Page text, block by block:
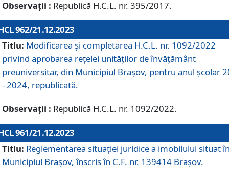
Observații : Republică H.C.L. nr. 395/2017.
962/21.12.2023
Titlu: Modificarea și completarea H.C.L. nr. 1092/2022
privind aprobarea rețelei unităților de învăţământ
preuniversitar, din Municipiul Braşov, pentru anul școlar
- 2024, republicată.
Observații : Republică H.C.L. nr. 1092/2022.
961/21.12.2023
Titlu: Reglementarea situației juridice a imobilului situat
Municipiul Brașov, înscris în C.F. nr. 139414 Brașov.